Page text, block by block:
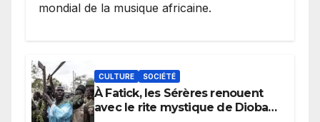
mondial de la musique africaine.
CULTURE SOCIÉTÉ
À Fatick, les Sérères renouent
avec le rite mystique de Diobaye